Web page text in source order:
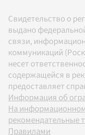
Свидетельство о
выдано
связи,
коммуникаций
несет
содержащейся в
предоставляет
Информация об
На
рекомендательные
Правилами